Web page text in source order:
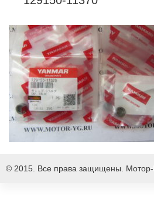
© 2015. Все права защищены.